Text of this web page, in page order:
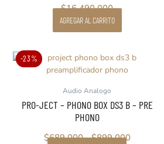
$16.490.000
AGREGAR AL CARRITO
-23%
Audio Analogo
PRO-JECT – PHONO BOX DS3 B – PRE
PHONO
$689.000 - $899.000
Rango
$689.000
$899.000
Este
producto
múltiples
variantes.
Las
opciones